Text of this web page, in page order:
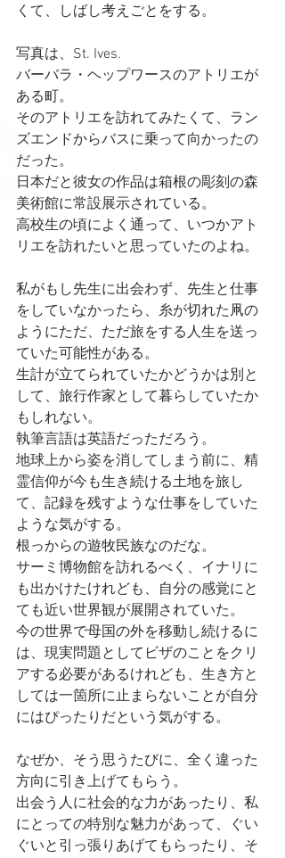
くて、しばし考えごとをする。
写真は、St. Ives.
バーバラ・ヘップワースのアトリエが
ある町。
そのアトリエを訪れてみたくて、ラン
ズエンドからバスに乗って向かったの
だった。
日本だと彼女の作品は箱根の彫刻の森
美術館に常設展示されている。
高校生の頃によく通って、いつかアト
リエを訪れたいと思っていたのよね。
私がもし先生に出会わず、先生と仕事
をしていなかったら、糸が切れた凧の
ようにただ、ただ旅をする人生を送っ
ていた可能性がある。
生計が立てられていたかどうかは別と
して、旅行作家として暮らしていたか
もしれない。
執筆言語は英語だっただろう。
地球上から姿を消してしまう前に、精
霊信仰が今も生き続ける土地を旅し
て、記録を残すような仕事をしていた
ような気がする。
根っからの遊牧民族なのだな。
サーミ博物館を訪れるべく、イナリに
も出かけたけれども、自分の感覚にと
ても近い世界観が展開されていた。
今の世界で母国の外を移動し続けるに
は、現実問題としてビザのことをクリ
アする必要があるけれども、生き方と
しては一箇所に止まらないことが自分
にはぴったりだという気がする。
なぜか、そう思うたびに、全く違った
方向に引き上げてもらう。
出会う人に社会的な力があったり、私
にとっての特別な魅力があって、ぐい
ぐいと引っ張りあげてもらったり、そ